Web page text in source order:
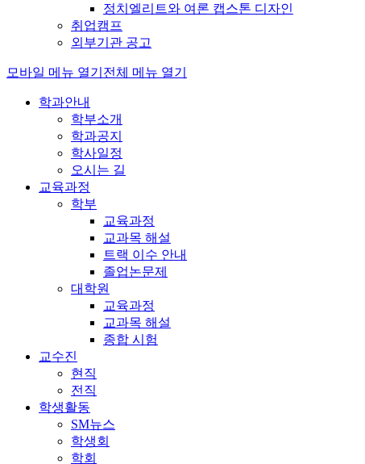
정치엘리트와 여론 캡스톤 디자인
취업캠프
외부기관 공고
모바일 메뉴 열기 전체 메뉴 열기
학과안내
학부소개
학과공지
학사일정
오시는 길
교육과정
학부
교육과정
교과목 해설
트랙 이수 안내
졸업논문제
대학원
교육과정
교과목 해설
종합 시험
교수진
현직
전직
학생활동
SM뉴스
학생회
학회